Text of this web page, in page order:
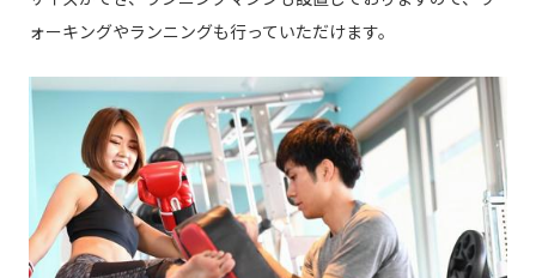
ォーキングやランニングも行っていただけます。